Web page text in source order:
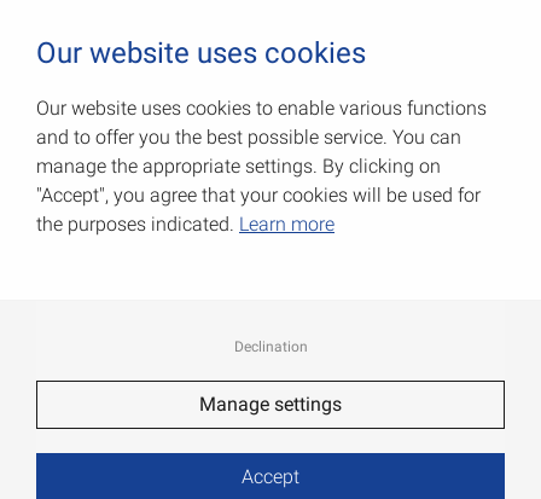
Декоративные цепи
Артикул: 008215020N
Our website uses cookies
Our website uses cookies to enable various functions
and to offer you the best possible service. You can
manage the appropriate settings. By clicking on
"Accept", you agree that your cookies will be used for
the purposes indicated. Learn more
Declination
Manage settings
Accept